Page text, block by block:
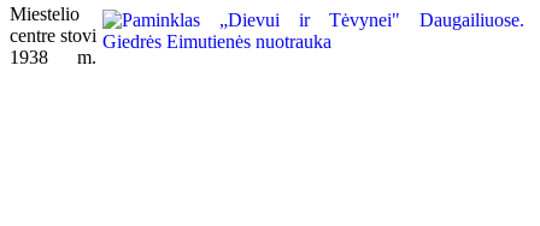
Miestelio
centre stovi
1938 m.